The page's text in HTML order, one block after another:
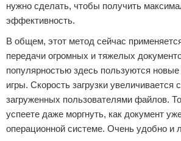
нужно сделать, чтобы получить
эффективность.
В общем, этот метод сейчас
передачи огромных и тяжелых
популярностью здесь пользуются
игры. Скорость загрузки увеличивается
загруженных пользователями файлов.
успеете даже моргнуть, как документ
операционной системе. Очень удобно и